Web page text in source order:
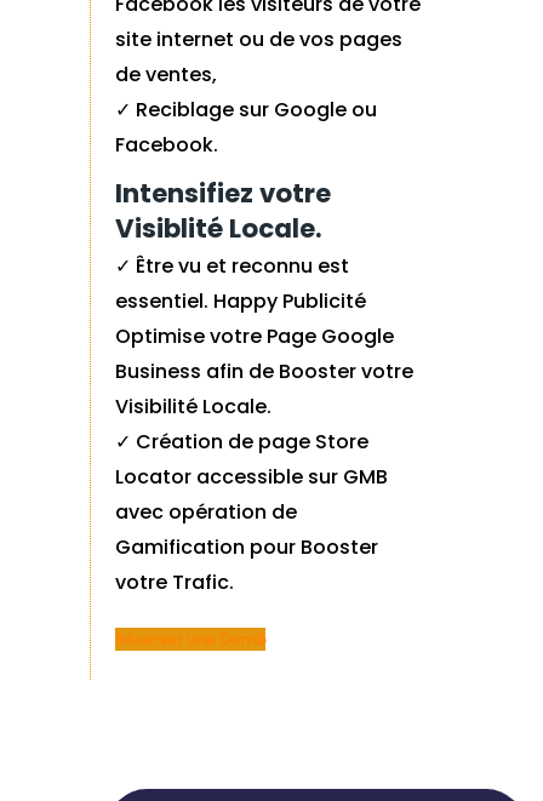
site internet ou de vos pages
de ventes,
✓ Reciblage sur Google ou
Facebook.
Intensifiez votre
Visiblité Locale.
✓ Être vu et reconnu est
essentiel. Happy Publicité
Optimise votre Page Google
Business afin de Booster votre
Visibilité Locale.
✓ Création de page Store
Locator accessible sur GMB
avec opération de
Gamification pour Booster
votre Trafic.
Réserver une Démo